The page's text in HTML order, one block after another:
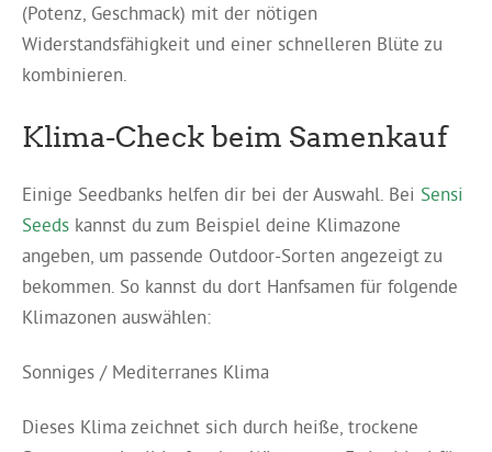
(Potenz, Geschmack) mit der nötigen
Widerstandsfähigkeit und einer schnelleren Blüte zu
kombinieren.
Klima-Check beim Samenkauf
Einige Seedbanks helfen dir bei der Auswahl. Bei Sensi
Seeds kannst du zum Beispiel deine Klimazone
angeben, um passende Outdoor-Sorten angezeigt zu
bekommen. So kannst du dort Hanfsamen für folgende
Klimazonen auswählen:
Sonniges / Mediterranes Klima
Dieses Klima zeichnet sich durch heiße, trockene